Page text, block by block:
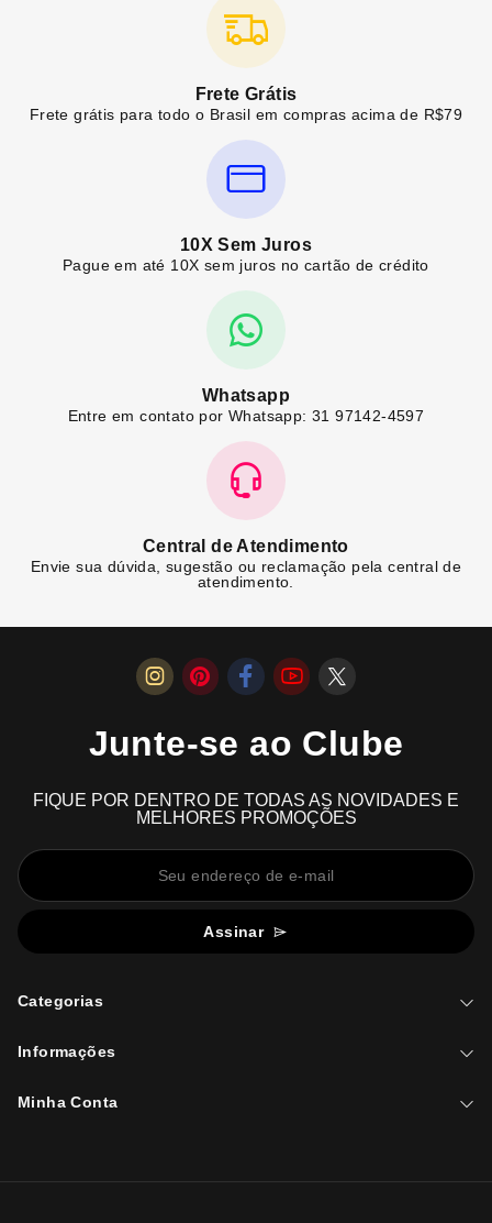
Frete Grátis
Frete grátis para todo o Brasil em compras acima de R$79
10X Sem Juros
Pague em até 10X sem juros no cartão de crédito
Whatsapp
Entre em contato por Whatsapp: 31 97142-4597
Central de Atendimento
Envie sua dúvida, sugestão ou reclamação pela central de
atendimento.
Junte-se ao Clube
FIQUE POR DENTRO DE TODAS AS NOVIDADES E
MELHORES PROMOÇÕES
Assinar
Categorias
Informações
Minha Conta